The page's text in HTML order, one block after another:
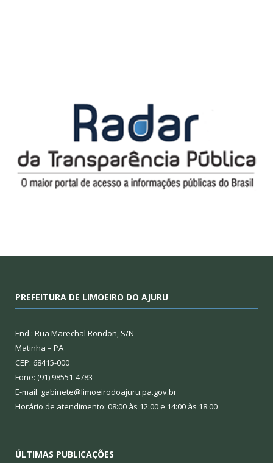
PREFEITURA DE LIMOEIRO DO AJURU
End.: Rua Marechal Rondon, S/N
Matinha – PA
CEP: 68415-000
Fone: (91) 98551-4783
E-mail: gabinete@limoeirodoajuru.pa.gov.br
Horário de atendimento: 08:00 às 12:00 e 14:00 às 18:00
ÚLTIMAS PUBLICAÇÕES